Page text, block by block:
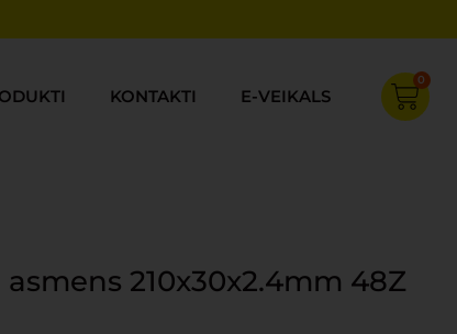
KONTAKTI E-VEIKALS
0
Cart
asmens 210x30x2.4mm 48Z